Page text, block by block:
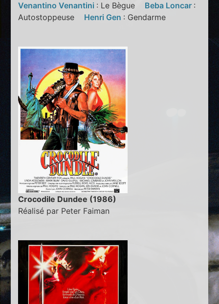
Venantino Venantini : Le Bègue Beba Loncar :
Autostoppeuse Henri Gen : Gendarme
Crocodile Dundee (1986)
Réalisé par Peter Faiman